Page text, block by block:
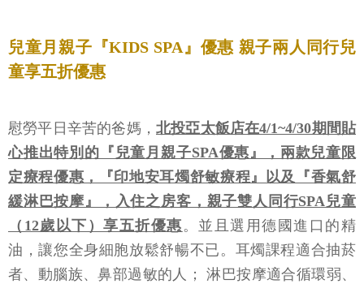
兒童月親子『KIDS SPA』優惠 親子兩人同行兒
童享五折優惠
慰勞平日辛苦的爸媽， 北投亞太飯店在4/1~4/30期間貼
心推出特別的『兒童月親子SPA優惠』，兩款兒童限
定療程優惠，『印地安耳燭舒敏療程』以及『香氣舒
緩淋巴按摩』，入住之房客，親子雙人同行SPA兒童
（12歲以下）享五折優惠 。並且選用德國進口的精
油，讓您全身細胞放鬆舒暢不已。耳燭課程適合抽菸
者、動腦族、鼻部過敏的人； 淋巴按摩適合循環弱、